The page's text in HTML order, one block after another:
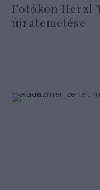
Fotókon Herzl
újratemetése